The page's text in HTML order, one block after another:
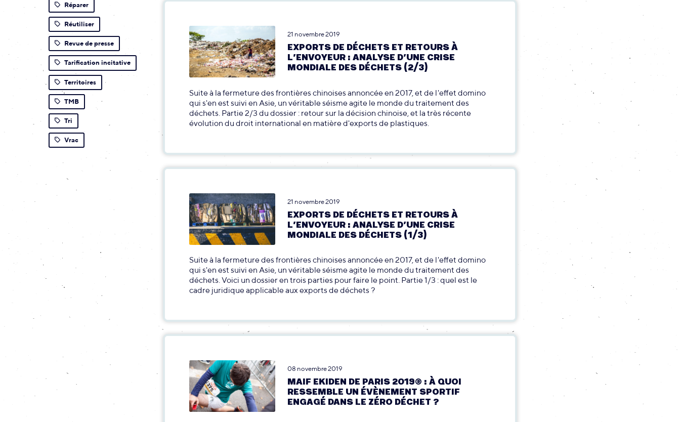
Réparer
Réutiliser
Revue de presse
Tarification incitative
Territoires
TMB
Tri
Vrac
21 novembre 2019
EXPORTS DE DÉCHETS ET RETOURS À
L’ENVOYEUR : ANALYSE D’UNE CRISE
MONDIALE DES DÉCHETS (2/3)
Suite à la fermeture des frontières chinoises annoncée en 2017, et de l'effet domino
qui s'en est suivi en Asie, un véritable séisme agite le monde du traitement des
déchets. Partie 2/3 du dossier : retour sur la décision chinoise, et la très récente
évolution du droit international en matière d'exports de plastiques.
21 novembre 2019
EXPORTS DE DÉCHETS ET RETOURS À
L’ENVOYEUR : ANALYSE D’UNE CRISE
MONDIALE DES DÉCHETS (1/3)
Suite à la fermeture des frontières chinoises annoncée en 2017, et de l'effet domino
qui s'en est suivi en Asie, un véritable séisme agite le monde du traitement des
déchets. Voici un dossier en trois parties pour faire le point. Partie 1/3 : quel est le
cadre juridique applicable aux exports de déchets ?
08 novembre 2019
MAIF EKIDEN DE PARIS 2019® : À QUOI
RESSEMBLE UN ÉVÈNEMENT SPORTIF
ENGAGÉ DANS LE ZÉRO DÉCHET ?